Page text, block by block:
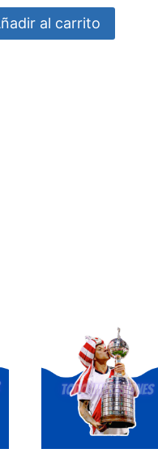
al carrito